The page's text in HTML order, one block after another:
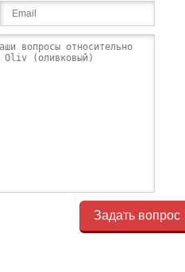
Задать вопрос